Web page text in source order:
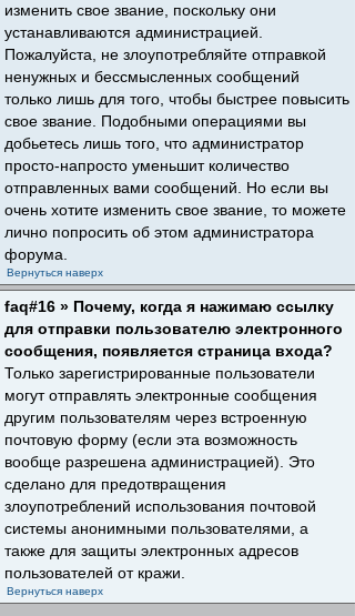
изменить свое звание, поскольку они
устанавливаются администрацией.
Пожалуйста, не злоупотребляйте отправкой
ненужных и бессмысленных сообщений
только лишь для того, чтобы быстрее повысить
свое звание. Подобными операциями вы
добьетесь лишь того, что администратор
просто-напросто уменьшит количество
отправленных вами сообщений. Но если вы
очень хотите изменить свое звание, то можете
лично попросить об этом администратора
форума.
Вернуться наверх
faq#16 » Почему, когда я нажимаю ссылку
для отправки пользователю электронного
сообщения, появляется страница входа?
Только зарегистрированные пользователи
могут отправлять электронные сообщения
другим пользователям через встроенную
почтовую форму (если эта возможность
вообще разрешена администрацией). Это
сделано для предотвращения
злоупотреблений использования почтовой
системы анонимными пользователями, а
также для защиты электронных адресов
пользователей от кражи.
Вернуться наверх